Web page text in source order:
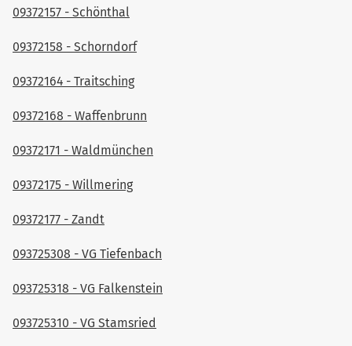
09372157 - Schönthal
09372158 - Schorndorf
09372164 - Traitsching
09372168 - Waffenbrunn
09372171 - Waldmünchen
09372175 - Willmering
09372177 - Zandt
093725308 - VG Tiefenbach
093725318 - VG Falkenstein
093725310 - VG Stamsried